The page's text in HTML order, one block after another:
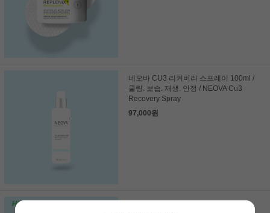
네오바 CU3 리커버리 스프레이 100ml /
쿨링. 보습. 재생. 안정 / NEOVA Cu3
Recovery Spray
97,000원